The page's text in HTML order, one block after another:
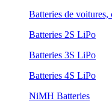
Batteries de voitures,
Batteries 2S LiPo
Batteries 3S LiPo
Batteries 4S LiPo
NiMH Batteries